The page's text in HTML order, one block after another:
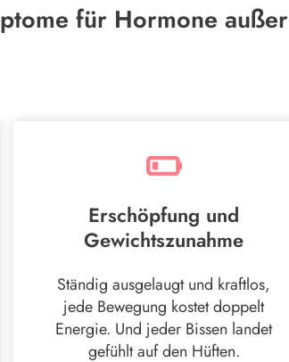
für Hormone außer
Erschöpfung und
Gewichtszunahme
Ständig ausgelaugt und kraftlos,
jede Bewegung kostet doppelt
Energie. Und jeder Bissen landet
gefühlt auf den Hüften.